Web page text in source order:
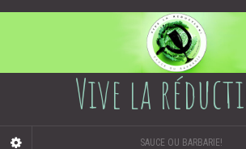
Vive la
SAUCE OU BARBARIE!